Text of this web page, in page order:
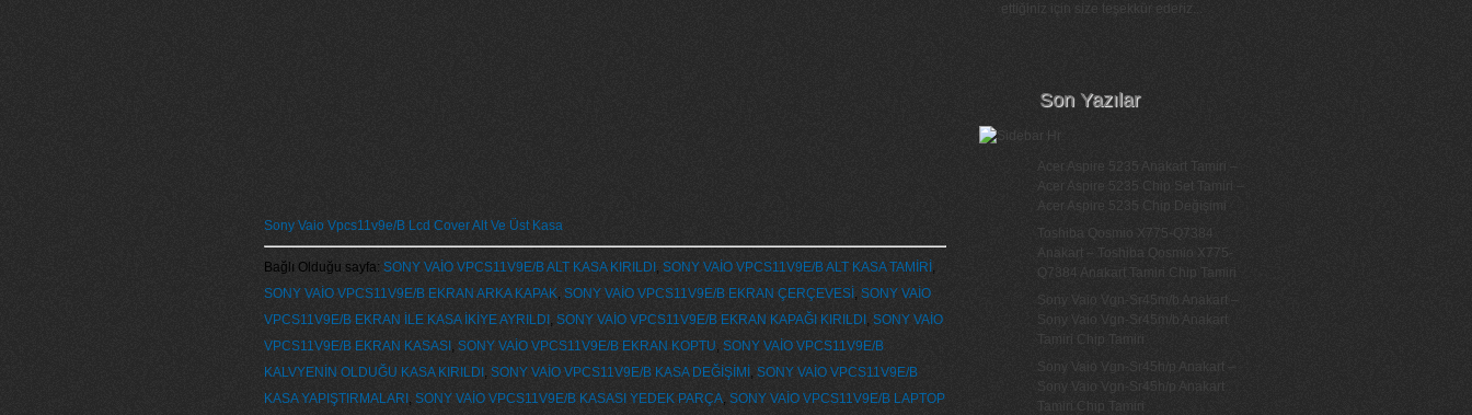
Sony Vaio Vpcs11v9e/B Lcd Cover Alt Ve Üst Kasa
Bağlı Olduğu sayfa: SONY VAİO VPCS11V9E/B ALT KASA KIRILDI , SONY VAİO VPCS11V9E/B ALT KASA TAMİRİ ,
SONY VAİO VPCS11V9E/B EKRAN ARKA KAPAK, SONY VAİO VPCS11V9E/B EKRAN ÇERÇEVESİ , SONY VAİO
VPCS11V9E/B EKRAN İLE KASA İKİYE AYRILDI , SONY VAİO VPCS11V9E/B EKRAN KAPAĞI KIRILDI , SONY VAİO
VPCS11V9E/B EKRAN KASASI , SONY VAİO VPCS11V9E/B EKRAN KOPTU, SONY VAİO VPCS11V9E/B
KALVYENİN OLDUĞU KASA KIRILDI , SONY VAİO VPCS11V9E/B KASA DEĞİŞİMİ , SONY VAİO VPCS11V9E/B
KASA YAPIŞTIRMALARI , SONY VAİO VPCS11V9E/B KASASI YEDEK PARÇA, SONY VAİO VPCS11V9E/B LAPTOP
ettiğiniz için size teşekkür ederiz...
Son Yazılar
Acer Aspire 5235 Anakart Tamiri –
Acer Aspire 5235 Chip Set Tamiri –
Acer Aspire 5235 Chip Değişimi
Toshiba Qosmio X775-Q7384
Anakart – Toshiba Qosmio X775-
Q7384 Anakart Tamiri Chip Tamiri
Sony Vaio Vgn-Sr45m/b Anakart –
Sony Vaio Vgn-Sr45m/b Anakart
Tamiri Chip Tamiri
Sony Vaio Vgn-Sr45h/p Anakart –
Sony Vaio Vgn-Sr45h/p Anakart
Tamiri Chip Tamiri